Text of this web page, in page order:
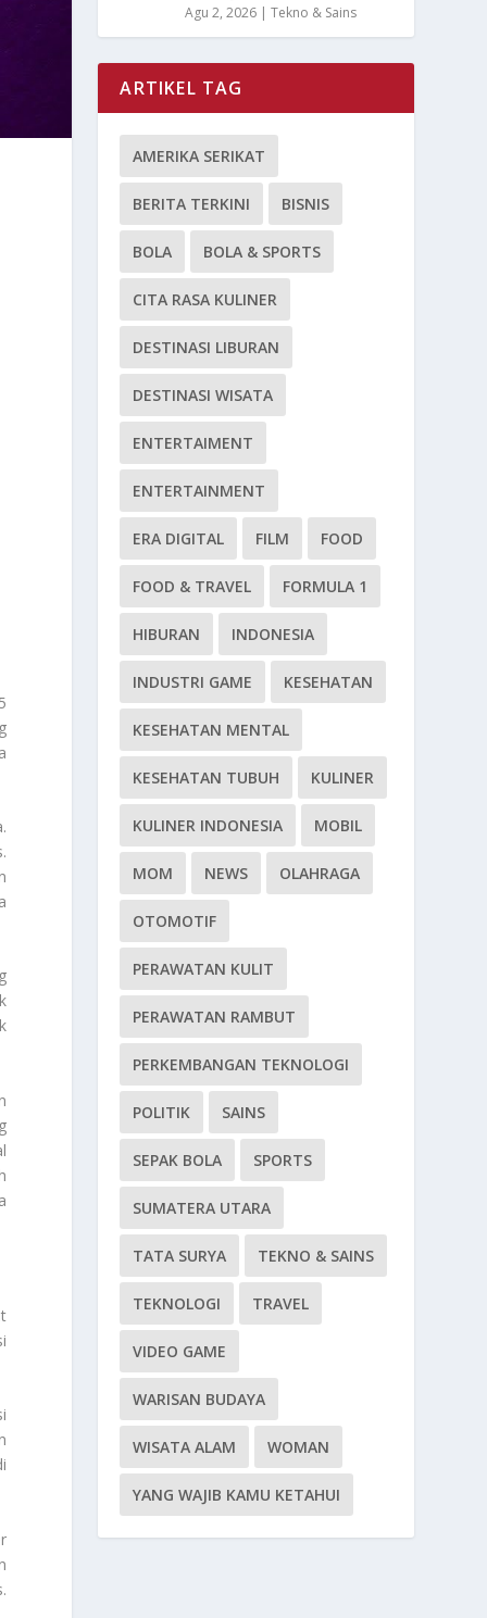
Agu 2, 2026 |Tekno & Sains
ARTIKEL TAG
AMERIKA SERIKAT
BERITA TERKINI BISNIS
BOLA BOLA & SPORTS
CITA RASA KULINER
DESTINASI LIBURAN
DESTINASI WISATA
ENTERTAIMENT
ENTERTAINMENT
ERA DIGITAL FILM FOOD
FOOD & TRAVEL FORMULA 1
HIBURAN INDONESIA
INDUSTRI GAME KESEHATAN
KESEHATAN MENTAL
KESEHATAN TUBUH KULINER
KULINER INDONESIA MOBIL
MOM NEWS OLAHRAGA
OTOMOTIF
PERAWATAN KULIT
PERAWATAN RAMBUT
PERKEMBANGAN TEKNOLOGI
POLITIK SAINS
SEPAK BOLA SPORTS
SUMATERA UTARA
TATA SURYA TEKNO & SAINS
TEKNOLOGI TRAVEL
VIDEO GAME
WARISAN BUDAYA
WISATA ALAM WOMAN
YANG WAJIB KAMU KETAHUI